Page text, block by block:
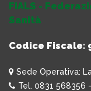
FIALS -
Sanità
Codice Fiscale:
Sede Operativa:
Tel. 0831 568356